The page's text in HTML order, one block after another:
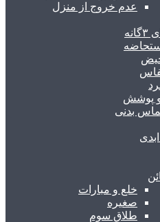
عدم خروج از منزل
پوشش
بدنی
خلع و مبارات
صغیره
طلاق سوم